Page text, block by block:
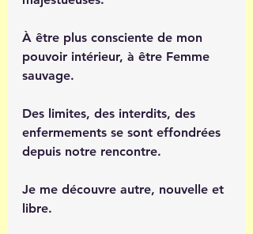
À être plus consciente de mon
pouvoir intérieur, à être Femme
sauvage.
Des limites, des interdits, des
enfermements se sont effondrées
depuis notre rencontre.
Je me découvre autre, nouvelle et
libre.